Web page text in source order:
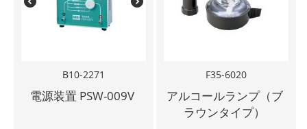
B10-2271
電源装置 PSW-009V
F35-6020
アルコールランプ（ブ
ラウンタイプ）